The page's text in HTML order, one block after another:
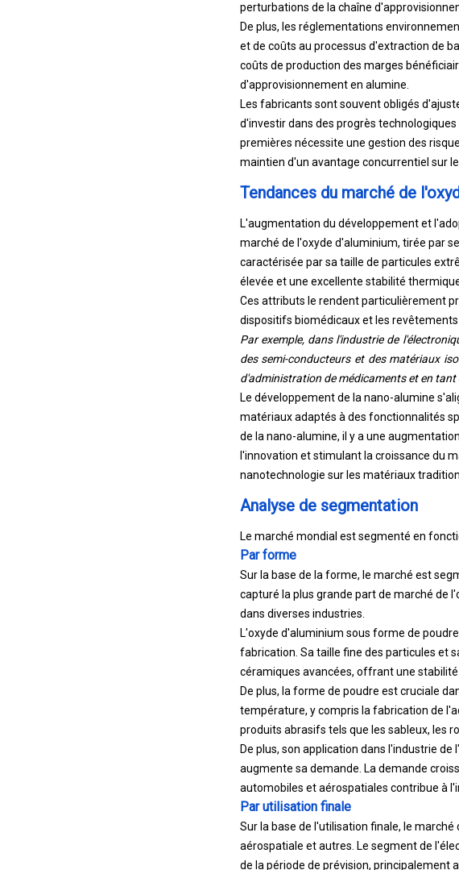
perturbations de la chaîne
De plus, les réglementations
et de coûts au processus d'extraction de
coûts de production des marges
d'approvisionnement en alumine.
Les fabricants sont souvent obligés
d'investir dans des progrès
premières nécessite une gestion des
maintien d'un avantage concurrentiel sur
Tendances du marché de
L'augmentation du développement et
marché de l'oxyde d'aluminium, tirée par
caractérisée par sa taille de particules
élevée et une excellente stabilité
Ces attributs le rendent particulièrement
dispositifs biomédicaux et les revêtements
Par exemple, dans l'industrie de
des semi-conducteurs et des matériaux
d'administration de médicaments et en
Le développement de la nano-alumine
matériaux adaptés à des fonctionnalités
de la nano-alumine, il y a une
l'innovation et stimulant la croissance du
nanotechnologie sur les matériaux
Analyse de segmentation
Le marché mondial est segmenté en
Par forme
Sur la base de la forme, le marché est
capturé la plus grande part de marché de
dans diverses industries.
L'oxyde d'aluminium sous forme de
fabrication. Sa taille fine des particules et
céramiques avancées, offrant une
De plus, la forme de poudre est cruciale
température, y compris la fabrication de
produits abrasifs tels que les sableux, les
De plus, son application dans l'industrie
augmente sa demande. La demande
automobiles et aérospatiales contribue à
Par utilisation finale
Sur la base de l'utilisation finale, le
aérospatiale et autres. Le segment de
de la période de prévision, principalement